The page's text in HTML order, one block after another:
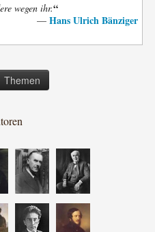
wegen ihr.“
— Hans Ulrich Bänziger
Themen